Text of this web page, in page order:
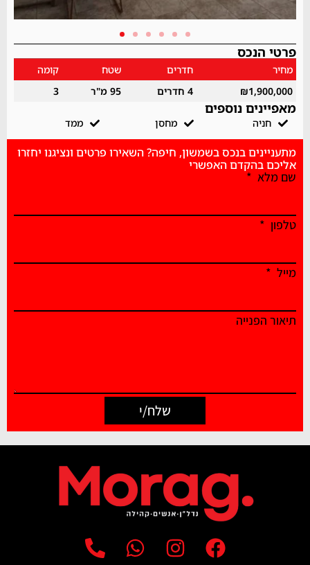
פרטי הנכס
מחיר חדרים שטח
קומה
₪1,900,000
4 חדרים 95 מ"ר 3
מאפיינים נוספים
חניה מחסן ממד
מתעניינים בנכס בשמשון, חיפה? השאירו פרטים ונציגנו יחזרו
אליכם בהקדם האפשרי
שם מלא
טלפון
מייל
תיאור הפנייה
שלח/י